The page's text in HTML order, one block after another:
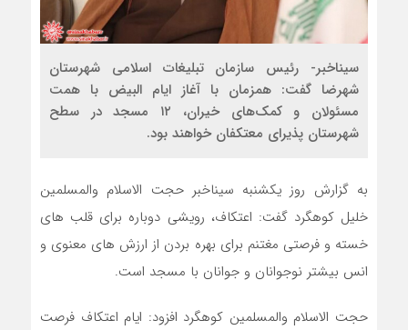
سیناخبر- رئیس سازمان تبلیغات اسلامی شهرستان
شهرضا گفت: همزمان با آغاز ایام البیض با همت
مسئولان و کمک‌های خیران، ۱۲ مسجد در سطح
شهرستان پذیرای معتکفان خواهند بود.
به گزارش روز یکشنبه سیناخبر حجت الاسلام والمسلمین
خلیل کوهگرد گفت: اعتکاف، رویشی دوباره برای قلب های
خسته و فرصتی مغتنم برای بهره بردن از ارزش های معنوی و
انس بیشتر نوجوانان و جوانان با مسجد است‌.
حجت الاسلام والمسلمین کوهگرد افزود: ایام اعتکاف فرصت